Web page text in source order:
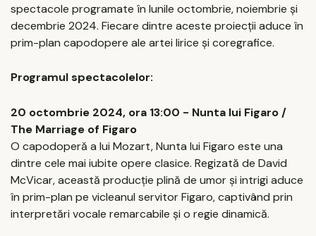
spectacole programate în lunile octombrie, noiembrie și
decembrie 2024. Fiecare dintre aceste proiecții aduce în
prim-plan capodopere ale artei lirice și coregrafice.
Programul spectacolelor:
20 octombrie 2024, ora 13:00 - Nunta lui Figaro /
The Marriage of Figaro
O capodoperă a lui Mozart, Nunta lui Figaro este una
dintre cele mai iubite opere clasice. Regizată de David
McVicar, această producție plină de umor și intrigi aduce
în prim-plan pe vicleanul servitor Figaro, captivând prin
interpretări vocale remarcabile și o regie dinamică.